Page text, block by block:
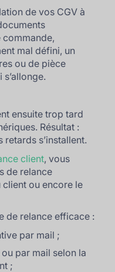
de vos CGV à
mal défini, un
ou de pièce
ensuite trop tard
Résultat :
retards s’installent.
client, vous
de relance
ou encore le
de relance efficace :
par mail ;
par mail selon la
;